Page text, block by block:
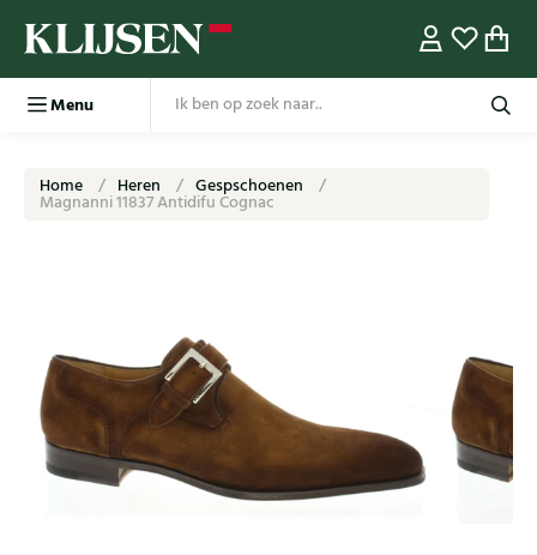
Menu
Home Heren Gespschoenen
Magnanni 11837 Antidifu Cognac